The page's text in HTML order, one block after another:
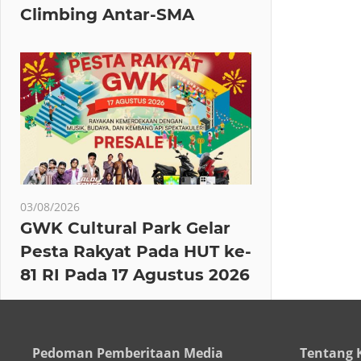
Climbing Antar-SMA
03/08/2026
GWK Cultural Park Gelar
Pesta Rakyat Pada HUT ke-
81 RI Pada 17 Agustus 2026
Pedoman Pemberitaan Media Tentang